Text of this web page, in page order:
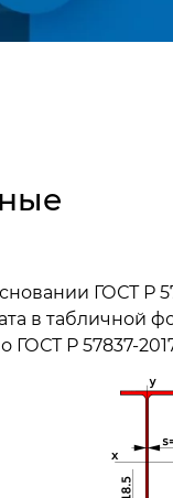
ГОСТ Р
в табличной
ГОСТ Р 57837-